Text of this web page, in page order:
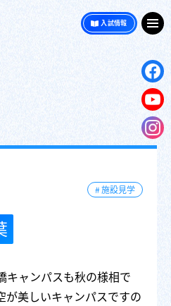
入試情報
施設見学
キャンパスも秋の様相で
が美しいキャンパスですの